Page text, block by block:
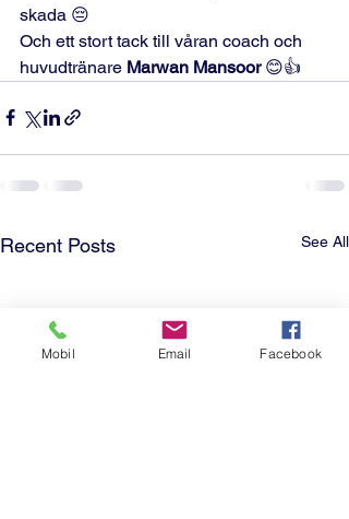
skada 😔
Och ett stort tack till våran coach och
huvudtränare Marwan Mansoor 😊👍
Recent Posts See All
Mobil Email Facebook